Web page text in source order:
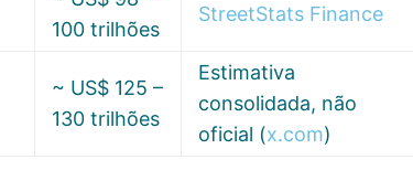
100 trilhões
StreetStats Finance
~ US$ 125 –
130 trilhões
Estimativa
consolidada, não
oficial (x.com)